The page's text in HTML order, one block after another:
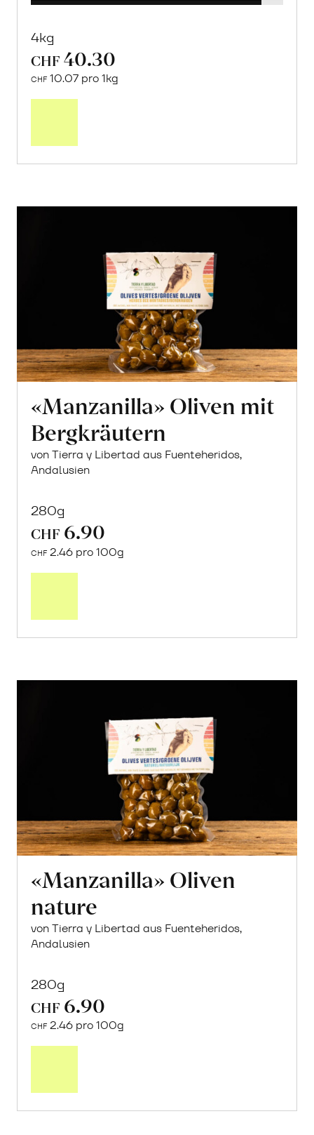
4kg
CHF 40.30
CHF 10.07 pro 1kg
Post
«Manzanilla» Oliven mit
Bergkräutern
von Tierra y Libertad aus Fuenteheridos,
Andalusien
280g
CHF 6.90
CHF 2.46 pro 100g
«Manzanilla» Oliven
nature
von Tierra y Libertad aus Fuenteheridos,
Andalusien
280g
CHF 6.90
CHF 2.46 pro 100g